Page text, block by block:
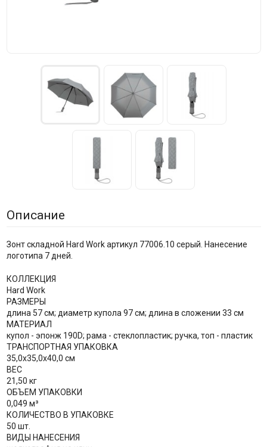
Описание
Зонт складной Hard Work артикул 77006.10 серый. Нанесение
логотипа 7 дней.
КОЛЛЕКЦИЯ
Hard Work
РАЗМЕРЫ
длина 57 см; диаметр купола 97 см; длина в сложении 33 см
МАТЕРИАЛ
купол - эпонж 190D; рама - стеклопластик; ручка, топ - пластик
ТРАНСПОРТНАЯ УПАКОВКА
35,0x35,0x40,0 см
ВЕС
21,50 кг
ОБЪЕМ УПАКОВКИ
0,049 м³
КОЛИЧЕСТВО В УПАКОВКЕ
50 шт.
ВИДЫ НАНЕСЕНИЯ